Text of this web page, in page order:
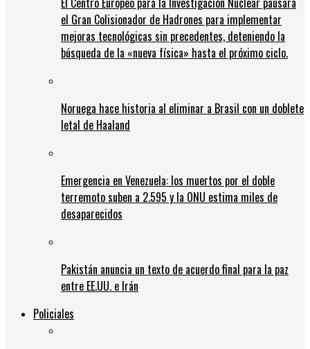
el Gran Colisionador de Hadrones para implementar
mejoras tecnológicas sin precedentes, deteniendo la
búsqueda de la «nueva física» hasta el próximo ciclo.
Noruega hace historia al eliminar a Brasil con un doblete
letal de Haaland
Emergencia en Venezuela: los muertos por el doble
terremoto suben a 2.595 y la ONU estima miles de
desaparecidos
Pakistán anuncia un texto de acuerdo final para la paz
entre EE.UU. e Irán
Policiales